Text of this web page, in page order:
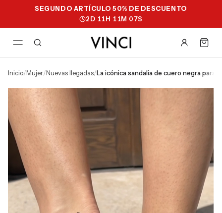
SEGUNDO ARTÍCULO 50% DE DESCUENTO
2D 11H 11M 06S
inicio/ mujer/ nuevas llegadas/ la icónica sandalia de cuero negra para